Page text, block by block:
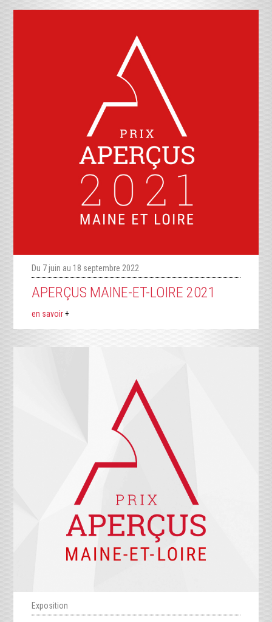
Du 7 juin au 18 septembre 2022
APERÇUS MAINE-ET-LOIRE 2021
en savoir+
Exposition